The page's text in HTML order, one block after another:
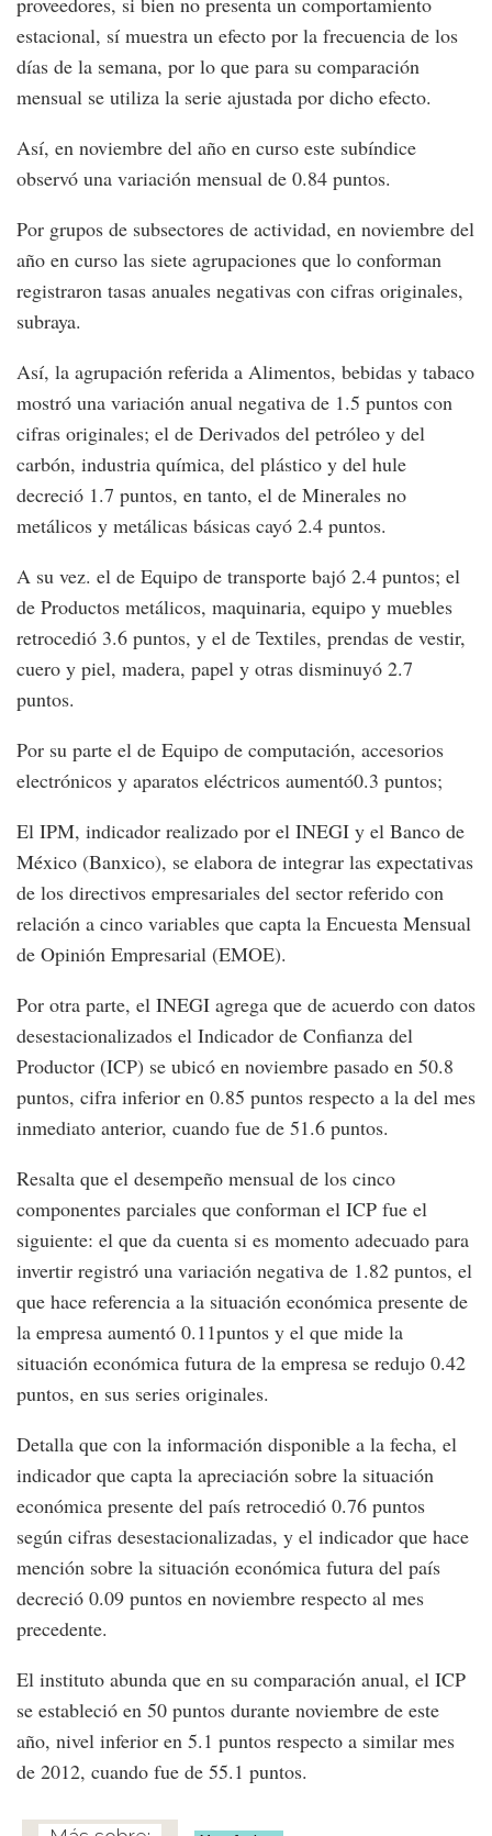
estacional, sí muestra un efecto por la frecuencia de los
días de la semana, por lo que para su comparación
mensual se utiliza la serie ajustada por dicho efecto.
Así, en noviembre del año en curso este subíndice
observó una variación mensual de 0.84 puntos.
Por grupos de subsectores de actividad, en noviembre del
año en curso las siete agrupaciones que lo conforman
registraron tasas anuales negativas con cifras originales,
subraya.
Así, la agrupación referida a Alimentos, bebidas y tabaco
mostró una variación anual negativa de 1.5 puntos con
cifras originales; el de Derivados del petróleo y del
carbón, industria química, del plástico y del hule
decreció 1.7 puntos, en tanto, el de Minerales no
metálicos y metálicas básicas cayó 2.4 puntos.
A su vez. el de Equipo de transporte bajó 2.4 puntos; el
de Productos metálicos, maquinaria, equipo y muebles
retrocedió 3.6 puntos, y el de Textiles, prendas de vestir,
cuero y piel, madera, papel y otras disminuyó 2.7
puntos.
Por su parte el de Equipo de computación, accesorios
electrónicos y aparatos eléctricos aumentó0.3 puntos;
El IPM, indicador realizado por el INEGI y el Banco de
México (Banxico), se elabora de integrar las expectativas
de los directivos empresariales del sector referido con
relación a cinco variables que capta la Encuesta Mensual
de Opinión Empresarial (EMOE).
Por otra parte, el INEGI agrega que de acuerdo con datos
desestacionalizados el Indicador de Confianza del
Productor (ICP) se ubicó en noviembre pasado en 50.8
puntos, cifra inferior en 0.85 puntos respecto a la del mes
inmediato anterior, cuando fue de 51.6 puntos.
Resalta que el desempeño mensual de los cinco
componentes parciales que conforman el ICP fue el
siguiente: el que da cuenta si es momento adecuado para
invertir registró una variación negativa de 1.82 puntos, el
que hace referencia a la situación económica presente de
la empresa aumentó 0.11puntos y el que mide la
situación económica futura de la empresa se redujo 0.42
puntos, en sus series originales.
Detalla que con la información disponible a la fecha, el
indicador que capta la apreciación sobre la situación
económica presente del país retrocedió 0.76 puntos
según cifras desestacionalizadas, y el indicador que hace
mención sobre la situación económica futura del país
decreció 0.09 puntos en noviembre respecto al mes
precedente.
El instituto abunda que en su comparación anual, el ICP
se estableció en 50 puntos durante noviembre de este
año, nivel inferior en 5.1 puntos respecto a similar mes
de 2012, cuando fue de 55.1 puntos.